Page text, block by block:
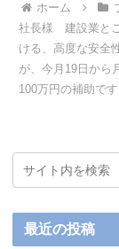
ホーム
社長様 建設業と
ける、高度な安全
が、今月19日から
100万円の補助です
最近の投稿